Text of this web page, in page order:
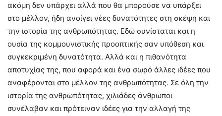
ακόμη δεν υπάρχει αλλά που θα μπορούσε να υπάρξει
στο μέλλον, ήδη ανοίγει νέες δυνατότητες στη σκέψη και
την ιστορία της ανθρωπότητας. Εδώ συνίσταται και η
ουσία της κομμουνιστικής προοπτικής σαν υπόθεση και
συγκεκριμένη δυνατότητα. Αλλά και η πιθανότητα
αποτυχίας της, που αφορά και ένα σωρό άλλες ιδέες που
αναφέρονται στο μέλλον της ανθρωπότητας. Σε όλη την
ιστορία της ανθρωπότητας, χιλιάδες άνθρωποι
συνέλαβαν και πρότειναν ιδέες για την αλλαγή της